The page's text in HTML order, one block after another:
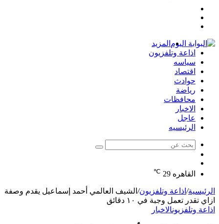
المزيد
اذاعة وتلفزيون
سياسه
اقتصاد
حوادث
رياضة
محافظات
الاخبار
عاجل
الرئيسيه
بحث
عشوائي
القاهره 29
℃
الرئيسية/ اذاعة وتلفزيون/ الشيف العالمي أحمد إسماعيل يقدم وصفة
ازاي تقدر تعمل وجبة في ١٠ دقائق
اذاعة وتلفزيونالاخبار